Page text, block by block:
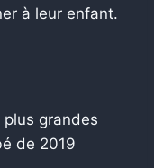
à leur enfant.
grandes
de 2019